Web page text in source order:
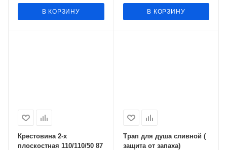
В КОРЗИНУ В КОРЗИНУ
Крестовина 2-х
плоскостная 110/110/50 87
Трап для душа сливной (
защита от запаха)